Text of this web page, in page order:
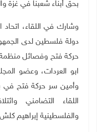
بحق أبناء شعبنا في غزة
وشارك في اللقاء، اتحاد
دولة فلسطين لدى
حركة فتح وفصائل منظمة
ابو العردات، وعضو
وأمين سر حركة فتح في
اللقاء التضامني
والفلسطينية إبراهيم